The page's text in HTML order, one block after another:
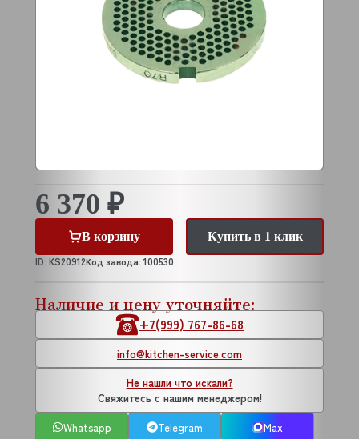
6 370 ₽
В корзину
Купить в 1 клик
ID: KS20912Код завода: 100530
Наличие и цену уточняйте:
+7(999) 767-86-68
info@kitchen-service.com
Не нашли что искали?
Свяжитесь с нашим менеджером!
Whatsapp
Telegram Max